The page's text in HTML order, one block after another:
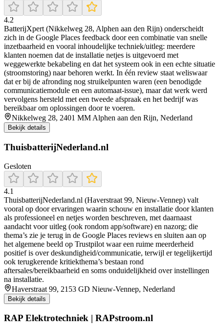
4.2
BatterijXpert (Nikkelweg 28, Alphen aan den Rijn) onderscheidt
zich in de Google Places feedback door een combinatie van snelle
inzetbaarheid en vooral inhoudelijke techniek/uitleg: meerdere
klanten noemen dat de installatie netjes is uitgevoerd met
weggewerkte bekabeling en dat het systeem ook in een echte situatie
(stroomstoring) naar behoren werkt. In één review staat weliswaar
dat er bij de afronding nog struikelpunten waren (een benodigde
communicatiemodule en een automaat-issue), maar dat werk werd
vervolgens hersteld met een tweede afspraak en het bedrijf was
bereikbaar om oplossingen door te voeren.
Nikkelweg 28, 2401 MM Alphen aan den Rijn, Nederland
Bekijk details
ThuisbatterijNederland.nl
Gesloten
4.1
ThuisbatterijNederland.nl (Haverstraat 99, Nieuw-Vennep) valt
vooral op door ervaringen waarin schouw en installatie door klanten
als professioneel en netjes worden beschreven, met daarnaast
aandacht voor uitleg (ook rondom app/software) en nazorg; die
thema’s zie je terug in de Google Places reviews en sluiten aan op
het algemene beeld op Trustpilot waar een ruime meerderheid
positief is over deskundigheid/communicatie, terwijl er tegelijkertijd
ook terugkerende kritiekthema’s bestaan rond
aftersales/bereikbaarheid en soms onduidelijkheid over instellingen
na installatie.
Haverstraat 99, 2153 GD Nieuw-Vennep, Nederland
Bekijk details
RAP Elektrotechniek | RAPstroom.nl